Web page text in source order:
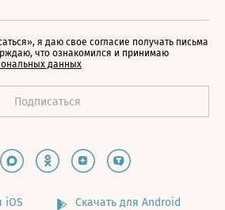
я даю свое согласие получать письма
что ознакомился и принимаю
данных
iOS Скачать для Android